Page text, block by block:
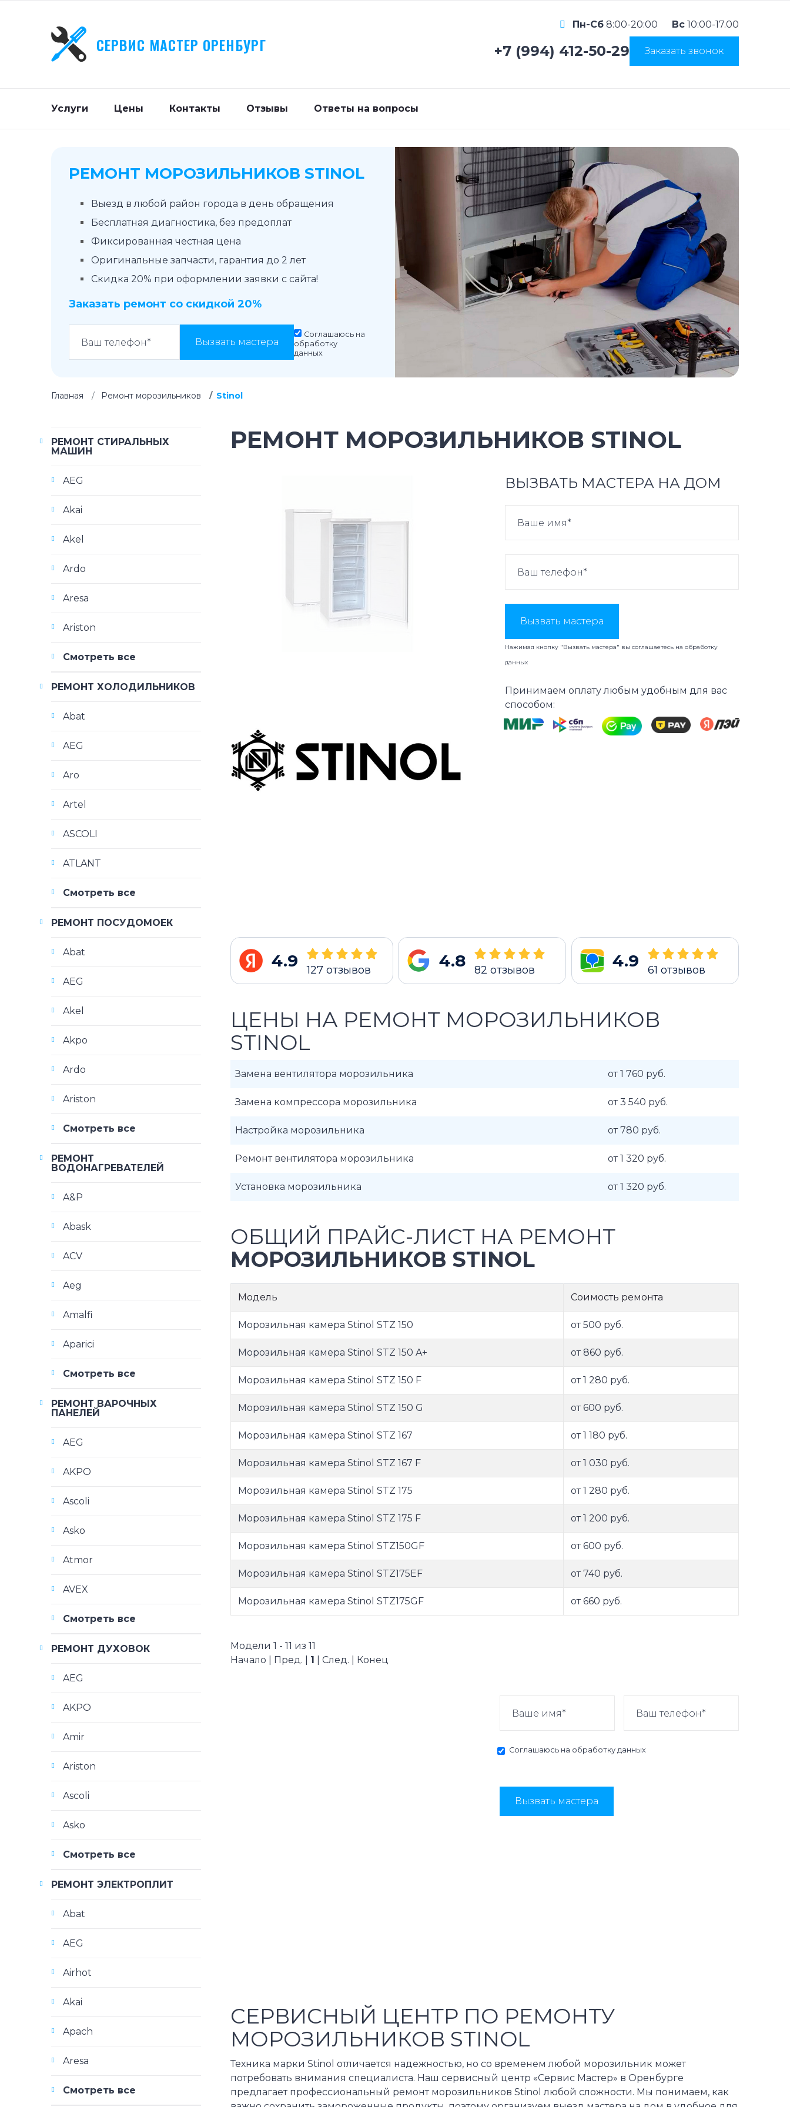
СЕРВИС МАСТЕР ОРЕНБУРГ
Пн-Сб 8:00-20:00 Вс 10:00-17.00
+7 (994) 412-50-29 Заказать звонок
Услуги Цены Контакты Отзывы Ответы на вопросы
РЕМОНТ МОРОЗИЛЬНИКОВ STINOL
Выезд в любой район города в день обращения
Бесплатная диагностика, без предоплат
Фиксированная честная цена
Оригинальные запчасти, гарантия до 2 лет
Скидка 20% при оформлении заявки с сайта!
Заказать ремонт со скидкой 20%
Вызвать мастера
Соглашаюсь на
обработку
данных
Главная Ремонт морозильников Stinol
РЕМОНТ МОРОЗИЛЬНИКОВ STINOL
ВЫЗВАТЬ МАСТЕРА НА ДОМ
Вызвать мастера
Нажимая кнопку "Вызвать мастера" вы соглашаетесь наобработку
данных
Принимаем оплату любым удобным для вас
способом:
4.9 127 отзывов 4.8 82 отзывов 4.9 61 отзывов
ЦЕНЫ НА РЕМОНТ МОРОЗИЛЬНИКОВ
STINOL
Замена вентилятора морозильника от 1 760 руб.
Замена компрессора морозильника от 3 540 руб.
Настройка морозильника от 780 руб.
Ремонт вентилятора морозильника от 1 320 руб.
Установка морозильника от 1 320 руб.
ОБЩИЙ ПРАЙС-ЛИСТ НА РЕМОНТ
МОРОЗИЛЬНИКОВ STINOL
Модель Соимость ремонта
Морозильная камера Stinol STZ 150 от 500 руб.
Морозильная камера Stinol STZ 150 A+ от 860 руб.
Морозильная камера Stinol STZ 150 F от 1 280 руб.
Морозильная камера Stinol STZ 150 G от 600 руб.
Морозильная камера Stinol STZ 167 от 1 180 руб.
Морозильная камера Stinol STZ 167 F от 1 030 руб.
Морозильная камера Stinol STZ 175 от 1 280 руб.
Морозильная камера Stinol STZ 175 F от 1 200 руб.
Морозильная камера Stinol STZ150GF от 600 руб.
Морозильная камера Stinol STZ175EF от 740 руб.
Морозильная камера Stinol STZ175GF от 660 руб.
Модели 1 - 11 из 11
Начало | Пред. | 1 | След. | Конец
Соглашаюсь на обработку данных
Вызвать мастера
СЕРВИСНЫЙ ЦЕНТР ПО РЕМОНТУ
МОРОЗИЛЬНИКОВ STINOL
Техника марки Stinol отличается надежностью, но со временем любой морозильник может
потребовать внимания специалиста. Наш сервисный центр «Сервис Мастер» в Оренбурге
предлагает профессиональный ремонт морозильников Stinol любой сложности. Мы понимаем, как
РЕМОНТ СТИРАЛЬНЫХ
МАШИН
AEG
Akai
Akel
Ardo
Aresa
Ariston
Смотреть все
РЕМОНТ ХОЛОДИЛЬНИКОВ
Abat
AEG
Aro
Artel
ASCOLI
ATLANT
Смотреть все
РЕМОНТ ПОСУДОМОЕК
Abat
AEG
Akel
Akpo
Ardo
Ariston
Смотреть все
РЕМОНТ
ВОДОНАГРЕВАТЕЛЕЙ
A&P
Abask
ACV
Aeg
Amalfi
Aparici
Смотреть все
РЕМОНТ ВАРОЧНЫХ
ПАНЕЛЕЙ
AEG
AKPO
Ascoli
Asko
Atmor
AVEX
Смотреть все
РЕМОНТ ДУХОВОК
AEG
AKPO
Amir
Ariston
Ascoli
Asko
Смотреть все
РЕМОНТ ЭЛЕКТРОПЛИТ
Abat
AEG
Airhot
Akai
Apach
Aresa
Смотреть все